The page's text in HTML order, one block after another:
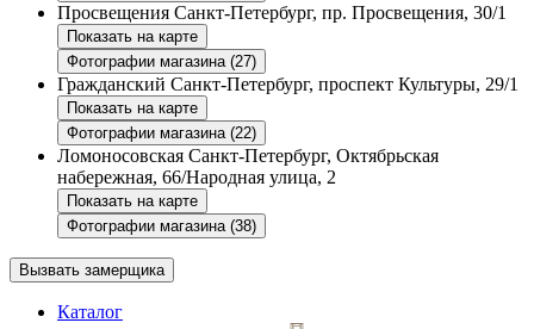
Просвещения Санкт-Петербург, пр. Просвещения, 30/1
Показать на карте
Фотографии магазина (27)
Гражданский Санкт-Петербург, проспект Культуры, 29/1
Показать на карте
Фотографии магазина (22)
Ломоносовская Санкт-Петербург, Октябрьская
набережная, 66/Народная улица, 2
Показать на карте
Фотографии магазина (38)
Вызвать замерщика
Каталог